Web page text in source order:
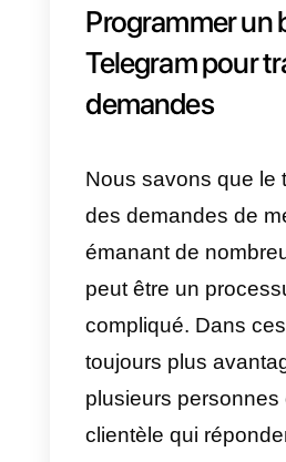
3) Envoyez
aux clients:
pouvez
l’état de leurs
4)
commande
:
client le
politique le
modifications